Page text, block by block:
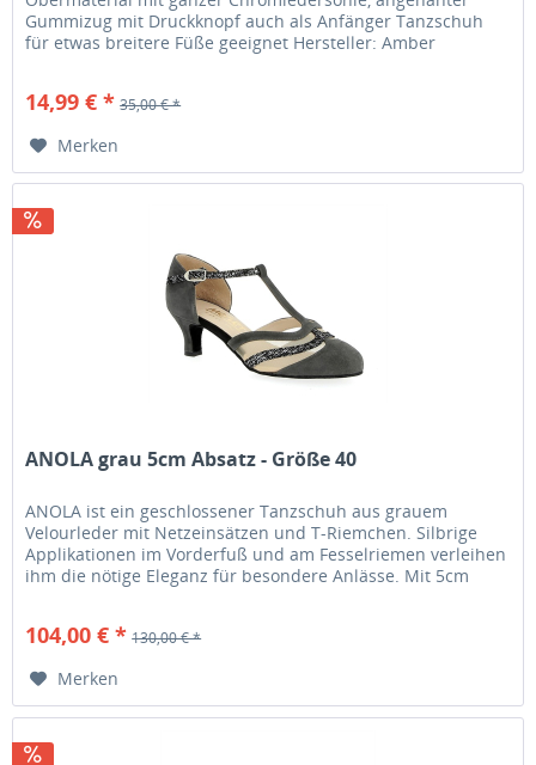
Gummizug mit Druckknopf auch als Anfänger Tanzschuh
für etwas breitere Füße geeignet Hersteller: Amber
14,99 € * 35,00 € *
Merken
ANOLA grau 5cm Absatz - Größe 40
ANOLA ist ein geschlossener Tanzschuh aus grauem
Velourleder mit Netzeinsätzen und T-Riemchen. Silbrige
Applikationen im Vorderfuß und am Fesselriemen verleihen
ihm die nötige Eleganz für besondere Anlässe. Mit 5cm
104,00 € * 130,00 € *
Merken